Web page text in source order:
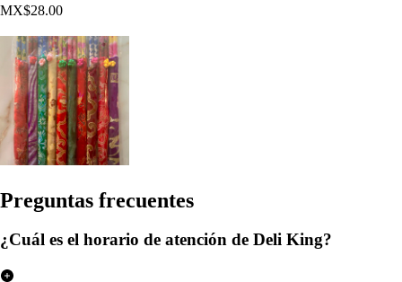
MX$28.00
Preguntas frecuentes
¿Cuál es el horario de atención de Deli King?